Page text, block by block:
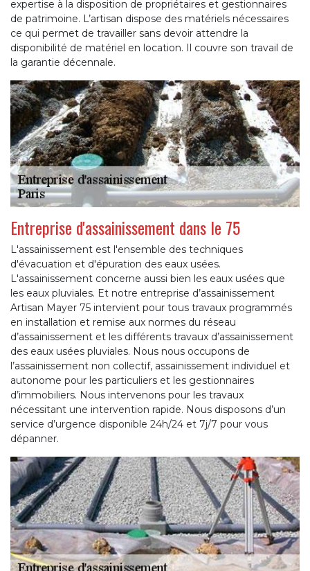
expertise à la disposition de propriétaires et gestionnaires
de patrimoine. L’artisan dispose des matériels nécessaires
ce qui permet de travailler sans devoir attendre la
disponibilité de matériel en location. Il couvre son travail de
la garantie décennale.
Entreprise d'assainissement dans le 75
L'assainissement est l'ensemble des techniques
d'évacuation et d'épuration des eaux usées.
L'assainissement concerne aussi bien les eaux usées que
les eaux pluviales. Et notre entreprise d’assainissement
Artisan Mayer 75 intervient pour tous travaux programmés
en installation et remise aux normes du réseau
d’assainissement et les différents travaux d’assainissement
des eaux usées pluviales. Nous nous occupons de
l’assainissement non collectif, assainissement individuel et
autonome pour les particuliers et les gestionnaires
d’immobiliers. Nous intervenons pour les travaux
nécessitant une intervention rapide. Nous disposons d’un
service d’urgence disponible 24h/24 et 7j/7 pour vous
dépanner.